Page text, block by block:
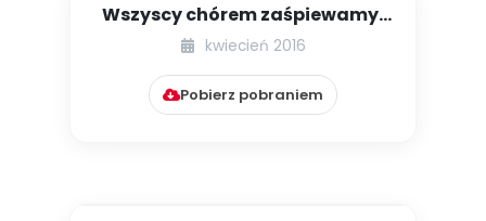
Wszyscy chórem zaśpiewamy,
że kochamy nasze mamy [PNP
kwiecień 2016
Pobierz pobraniem